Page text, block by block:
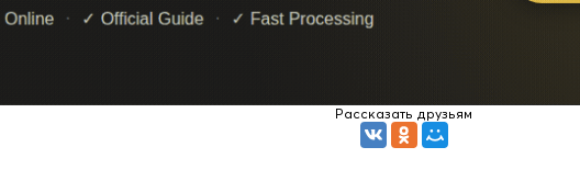
Рассказать друзьям